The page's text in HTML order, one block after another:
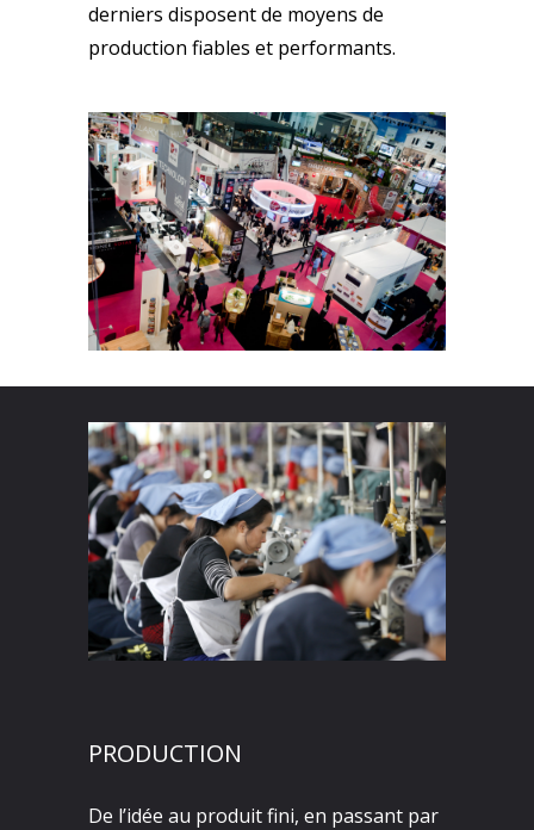
derniers disposent de moyens de
production fiables et performants.
PRODUCTION
De l’idée au produit fini, en passant par